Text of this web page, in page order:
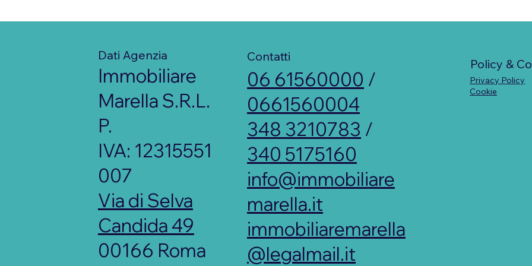
requisiti per ottenerle?
Dati Agenzia
Immobiliare
Marella S.R.L.
P.
IVA: 12315551
007
Via di Selva
Candida 49
00166 Roma
Contatti
06 61560000 /
0661560004
348 3210783 /
340 5175160
info@immobiliare
marella.it
immobiliaremarella
@legalmail.it
Policy &
Privacy Policy
Cookie